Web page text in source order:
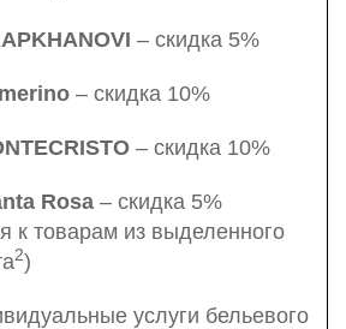
– скидка 5%
– скидка 10%
– скидка 10%
Rosa – скидка 5%
к товарам из выделенного
2)
услуги бельевого